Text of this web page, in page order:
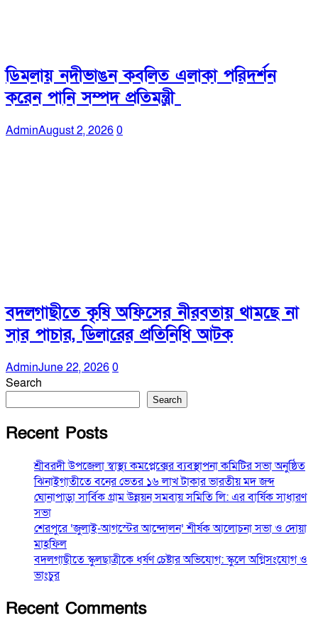
ডিমলায় নদীভাঙন কবলিত এলাকা পরিদর্শন
করেন পানি সম্পদ প্রতিমন্ত্রী
AdminAugust 2, 20260
বদলগাছীতে কৃষি অফিসের নীরবতায় থামছে না
সার পাচার, ডিলারের প্রতিনিধি আটক
AdminJune 22, 20260
Search
Search
Recent Posts
শ্রীবরদী উপজেলা স্বাস্থ্য কমপ্লেক্সের ব্যবস্থাপনা কমিটির সভা অনুষ্ঠিত
ঝিনাইগাতীতে বনের ভেতর ১৬ লাখ টাকার ভারতীয় মদ জব্দ
ঘোনাপাড়া সার্বিক গ্রাম উন্নয়ন সমবায় সমিতি লি: এর বার্ষিক সাধারণ
সভা
শেরপুরে ‘জুলাই-আগস্টের আন্দোলন’ শীর্ষক আলোচনা সভা ও দোয়া
মাহফিল
বদলগাছীতে স্কুলছাত্রীকে ধর্ষণ চেষ্টার অভিযোগ: স্কুলে অগ্নিসংযোগ ও
ভাংচুর
Recent Comments